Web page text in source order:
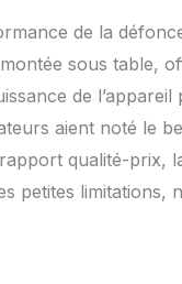
de la
sous table,
de
aient noté le
qualité-prix,
petites limitations,